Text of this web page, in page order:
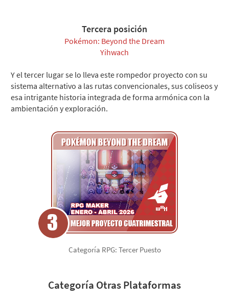
Tercera posición
Pokémon: Beyond the Dream
Yihwach
Y el tercer lugar se lo lleva este rompedor proyecto con su
sistema alternativo a las rutas convencionales, sus coliseos y
esa intrigante historia integrada de forma armónica con la
ambientación y exploración.
Categoría RPG: Tercer Puesto
Categoría Otras Plataformas